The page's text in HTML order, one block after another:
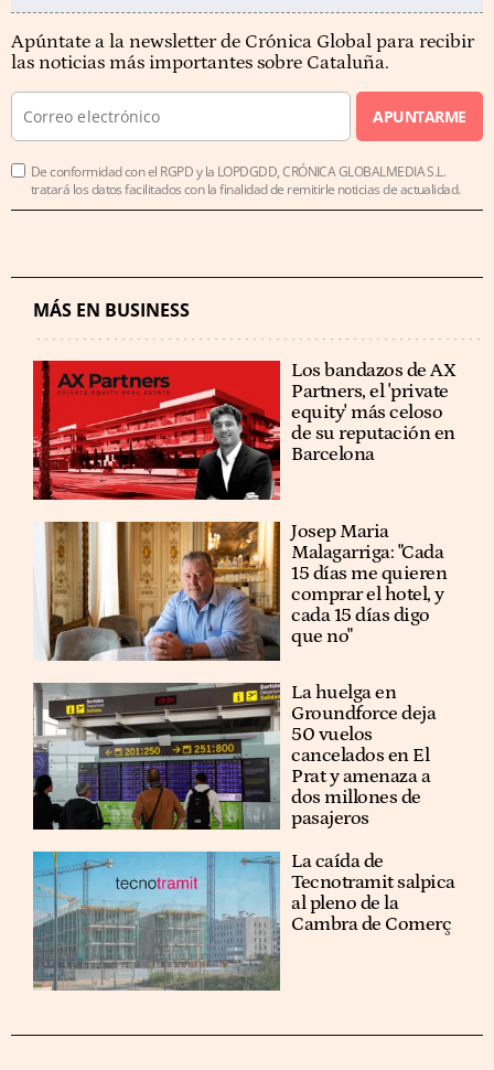
Apúntate a la newsletter de Crónica Global para recibir
las noticias más importantes sobre Cataluña.
APUNTARME
De conformidad con el RGPD y la LOPDGDD, CRÓNICA GLOBALMEDIA S.L.
tratará los datos facilitados con la finalidad de remitirle noticias de actualidad.
MÁS EN BUSINESS
Los bandazos de AX
Partners, el 'private
equity' más celoso
de su reputación en
Barcelona
​​Josep Maria
Malagarriga: "Cada
15 días me quieren
comprar el hotel, y
cada 15 días digo
que no"
La huelga en
Groundforce deja
50 vuelos
cancelados en El
Prat y amenaza a
dos millones de
pasajeros
La caída de
Tecnotramit salpica
al pleno de la
Cambra de Comerç